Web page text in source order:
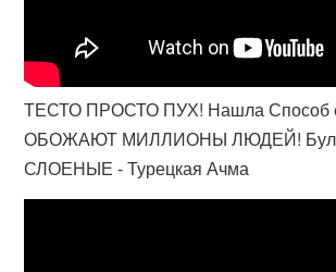
ТЕСТО ПРОСТО ПУХ! Нашла Способ
ОБОЖАЮТ МИЛЛИОНЫ ЛЮДЕЙ!
СЛОЕНЫЕ - Турецкая Ачма